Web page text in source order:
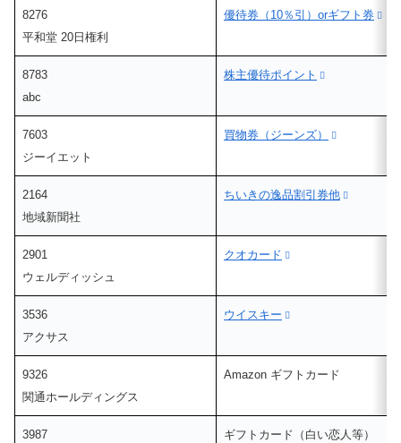
8276
平和堂 20日権利
優待券（10％引）orギフト券
8783
abc
株主優待ポイント
7603
ジーイエット
買物券（ジーンズ）
2164
地域新聞社
ちいきの逸品割引券他
2901
ウェルディッシュ
クオカード
3536
アクサス
ウイスキー
9326
関通ホールディングス
Amazon ギフトカード
3987
ギフトカード（白い恋人等）